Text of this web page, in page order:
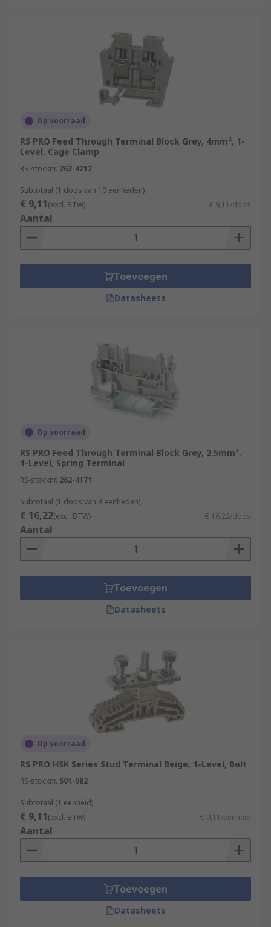
Op voorraad
RS PRO Feed Through Terminal Block Grey, 4mm², 1-
Level, Cage Clamp
RS-stocknr. 262-4212
Subtotaal (1 doos van 10 eenheden)
€ 9,11(excl. BTW) € 9,11/doos
Aantal
Toevoegen
Datasheets
Op voorraad
RS PRO Feed Through Terminal Block Grey, 2.5mm²,
1-Level, Spring Terminal
RS-stocknr. 262-4171
Subtotaal (1 doos van 8 eenheden)
€ 16,22(excl. BTW) € 16,22/doos
Aantal
Toevoegen
Datasheets
Op voorraad
RS PRO HSK Series Stud Terminal Beige, 1-Level, Bolt
RS-stocknr. 501-982
Subtotaal (1 eenheid)
€ 9,11(excl. BTW) € 9,11/eenheid
Aantal
Toevoegen
Datasheets